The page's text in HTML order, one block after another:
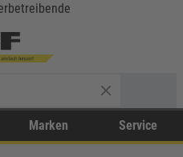
Marken Service